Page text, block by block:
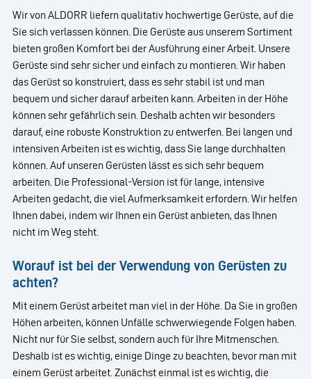
Wir von ALDORR liefern qualitativ hochwertige Gerüste, auf die
Sie sich verlassen können. Die Gerüste aus unserem Sortiment
bieten großen Komfort bei der Ausführung einer Arbeit. Unsere
Gerüste sind sehr sicher und einfach zu montieren. Wir haben
das Gerüst so konstruiert, dass es sehr stabil ist und man
bequem und sicher darauf arbeiten kann. Arbeiten in der Höhe
können sehr gefährlich sein. Deshalb achten wir besonders
darauf, eine robuste Konstruktion zu entwerfen. Bei langen und
intensiven Arbeiten ist es wichtig, dass Sie lange durchhalten
können. Auf unseren Gerüsten lässt es sich sehr bequem
arbeiten. Die Professional-Version ist für lange, intensive
Arbeiten gedacht, die viel Aufmerksamkeit erfordern. Wir helfen
Ihnen dabei, indem wir Ihnen ein Gerüst anbieten, das Ihnen
nicht im Weg steht.
Worauf ist bei der Verwendung von Gerüsten zu
achten?
Mit einem Gerüst arbeitet man viel in der Höhe. Da Sie in großen
Höhen arbeiten, können Unfälle schwerwiegende Folgen haben.
Nicht nur für Sie selbst, sondern auch für Ihre Mitmenschen.
Deshalb ist es wichtig, einige Dinge zu beachten, bevor man mit
einem Gerüst arbeitet. Zunächst einmal ist es wichtig, die